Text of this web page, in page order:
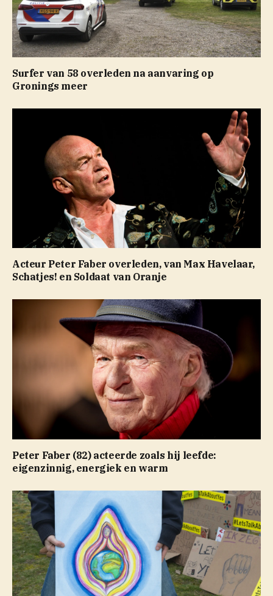
Surfer van 58 overleden na aanvaring op
Gronings meer
Acteur Peter Faber overleden, van Max Havelaar,
Schatjes! en Soldaat van Oranje
Peter Faber (82) acteerde zoals hij leefde:
eigenzinnig, energiek en warm